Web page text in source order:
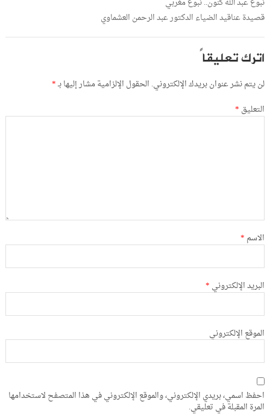
قصيدة عناقيد الضياء الدكتور عبد الرحمن العشماوي
اترك تعليقاً
لن يتم نشر عنوان بريدك الإلكتروني. الحقول الإلزامية مشار إليها بـ*
التعليق *
الاسم *
البريد الإلكتروني *
الموقع الإلكتروني
احفظ اسمي، بريدي الإلكتروني، والموقع الإلكتروني في هذا المتصفح لاستخدامها
المرة المقبلة في تعليقي.